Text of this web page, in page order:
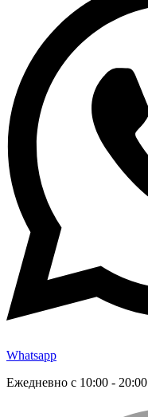
Whatsapp
Ежедневно с 10:00 - 20:00